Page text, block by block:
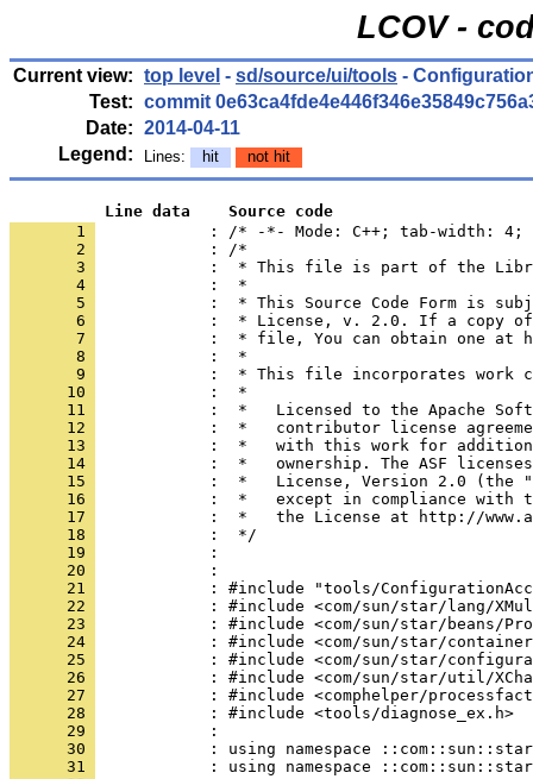
LCOV -
Current view: top level - sd/source/ui/tools -
Test: commit
Date: 2014-04-11
Legend:
Lines: hit not hit
          Line data    Source code
       1
: /* -*- Mode: C++; tab-width:
       2
       3
       4
       5
       6
       7
       8
       9
      10
      11
      12
      13
      14
      15
      16
      17
      18
      19
      20
      21
      22
      23
      24
      25
      26
      27
      28
      29
      30
      31